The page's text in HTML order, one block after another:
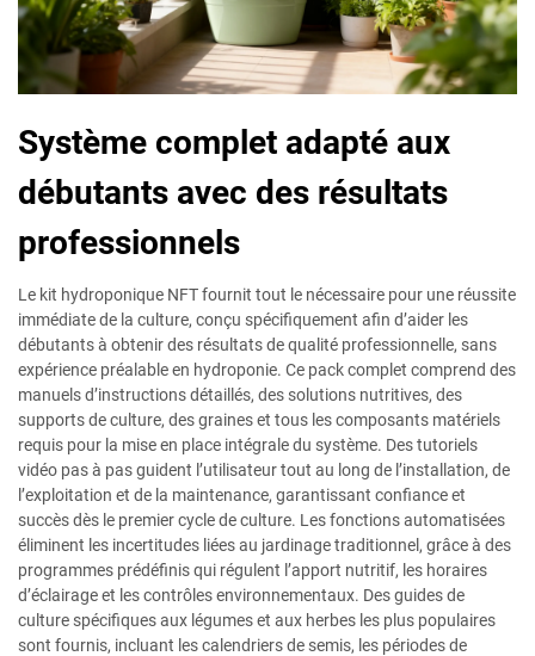
Système complet adapté aux
débutants avec des résultats
professionnels
Le kit hydroponique NFT fournit tout le nécessaire pour une réussite
immédiate de la culture, conçu spécifiquement afin d’aider les
débutants à obtenir des résultats de qualité professionnelle, sans
expérience préalable en hydroponie. Ce pack complet comprend des
manuels d’instructions détaillés, des solutions nutritives, des
supports de culture, des graines et tous les composants matériels
requis pour la mise en place intégrale du système. Des tutoriels
vidéo pas à pas guident l’utilisateur tout au long de l’installation, de
l’exploitation et de la maintenance, garantissant confiance et
succès dès le premier cycle de culture. Les fonctions automatisées
éliminent les incertitudes liées au jardinage traditionnel, grâce à des
programmes prédéfinis qui régulent l’apport nutritif, les horaires
d’éclairage et les contrôles environnementaux. Des guides de
culture spécifiques aux légumes et aux herbes les plus populaires
sont fournis, incluant les calendriers de semis, les périodes de